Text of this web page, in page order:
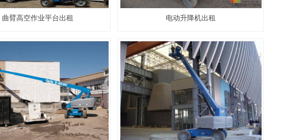
8米升降机出租
10米升降机出租
曲臂高空作业平台出租 电动升降机出租